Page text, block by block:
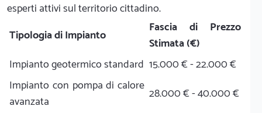
esperti attivi sul territorio cittadino.
Tipologia di Impianto
Fascia di Prezzo
Stimata (€)
Impianto geotermico standard 15.000 € - 22.000 €
Impianto con pompa di calore
avanzata
28.000 € - 40.000 €